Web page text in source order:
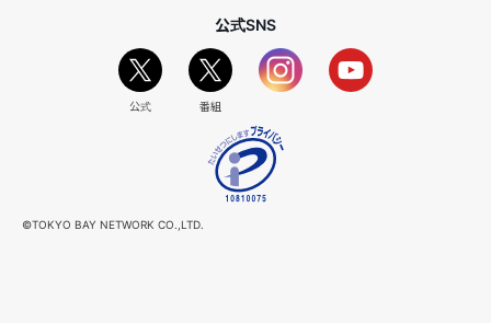
公式SNS
公式 番組
©TOKYO BAY NETWORK CO.,LTD.